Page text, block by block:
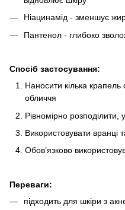
Ніацинамід - зменшує
Пантенол - глибоко
Спосіб застосування:
Наносити кілька
обличчя
Рівномірно
Використовувати вранці
Обов’язково
Переваги:
підходить для шкіри з